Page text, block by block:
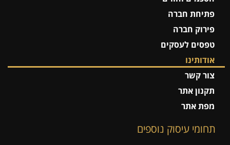
פתיחת חברה
פירוק חברה
טפסים לעסקים
אודותינו
צור קשר
תקנון אתר
מפת אתר
תחומי עיסוק נוספים